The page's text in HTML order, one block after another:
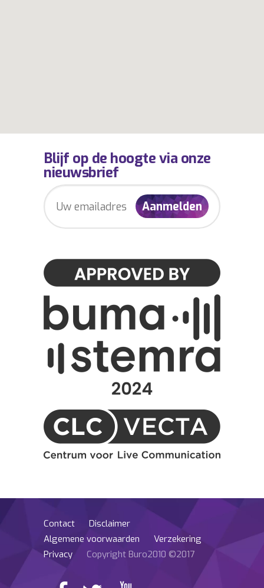
Blijf op de hoogte via onze
nieuwsbrief
Contact
Disclaimer
Algemene voorwaarden
Verzekering
Privacy
Copyright Buro2010 ©2017